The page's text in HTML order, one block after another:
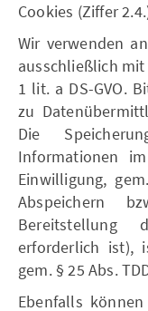
Cookies (Ziffer
Wir verwenden
ausschließlich mit
1 lit. a DS-GVO.
zu
Die
Informationen
Einwilligung,
Abspeichern
Bereitstellung
erforderlich ist),
gem. § 25 Abs.
Ebenfalls